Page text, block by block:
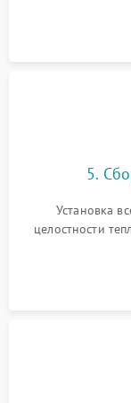
выгоревших
5.
Установка
целостности
исключить
Надежная